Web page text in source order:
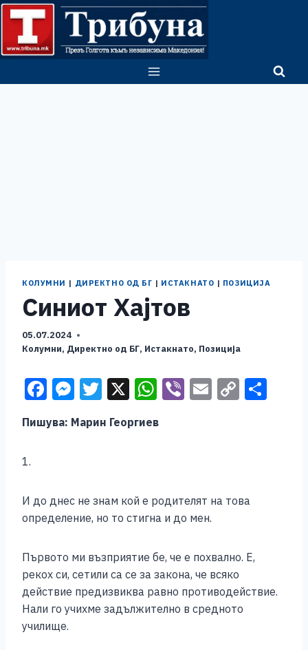
Skip
content
КОЛУМНИ | ДИРЕКТНО ОД БГ | ИСТАКНАТО | ПОЗИЦИЈА
Синиот Хајтов
05.07.2024
Колумни, Директно од БГ, Истакнато, Позиција
F
c
o
o
M
e
ss
g
er
T
wi
tt
X W
at
p
p
Vi E C
n
Пишува: Марин Георгиев
1.
И до днес не знам кой е родителят на това
определение, но то стигна и до мен.
Първото ми възприятие бе, че е похвално. Е,
рекох си, сетили са се за закона, че всяко
действие предизвиква равно противодействие.
Нали го учихме задължително в средното
училище.